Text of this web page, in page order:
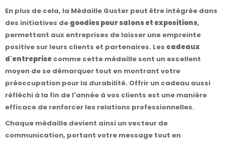
En plus de cela, la Médaille Guster peut être intégrée dans
des initiatives de goodies pour salons et expositions,
permettant aux entreprises de laisser une empreinte
positive sur leurs clients et partenaires. Les cadeaux
d'entreprise comme cette médaille sont un excellent
moyen de se démarquer tout en montrant votre
préoccupation pour la durabilité. Offrir un cadeau aussi
réfléchi à la fin de l'année à vos clients est une manière
efficace de renforcer les relations professionnelles.
Chaque médaille devient ainsi un vecteur de
communication, portant votre message tout en